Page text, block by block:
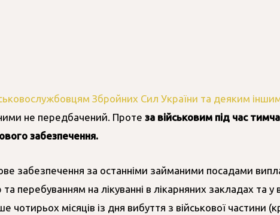
Збройних Сил України та деяким
не передбачений. Проте за військовим під час
забезпечення.
забезпечення за останніми займаними посадами
перебуванням на лікуванні в лікарняних закладах та у
чотирьох місяців із дня вибуття з військової частини